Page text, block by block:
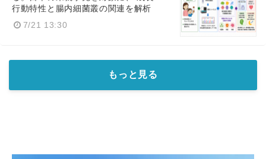
行動特性と腸内細菌叢の関連を解析
7/21 13:30
もっと見る